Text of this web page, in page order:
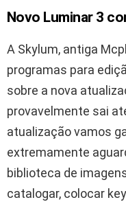
Novo Luminar 3
A Skylum, antiga
programas para
sobre a nova
provavelmente sai
atualização vamos
extremamente
biblioteca de
catalogar, colocar